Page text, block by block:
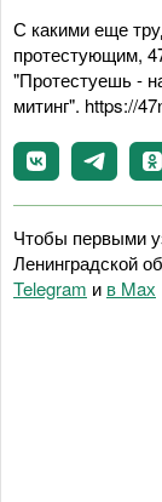
С какими еще
протестующим,
"Протестуешь -
митинг". https://
Чтобы первыми
Ленинградской
Telegram и в Maх